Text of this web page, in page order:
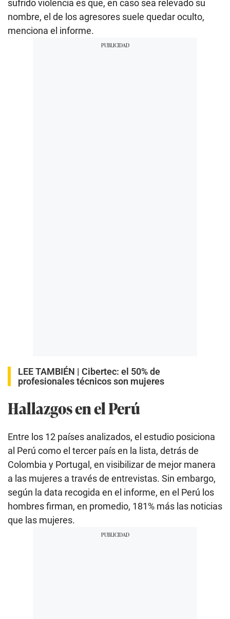
sufrido violencia es que, en caso sea relevado su
nombre, el de los agresores suele quedar oculto,
menciona el informe.
LEE TAMBIÉN | Cibertec: el 50% de
profesionales técnicos son mujeres
Hallazgos en el Perú
Entre los 12 países analizados, el estudio posiciona
al Perú como el tercer país en la lista, detrás de
Colombia y Portugal, en visibilizar de mejor manera
a las mujeres a través de entrevistas. Sin embargo,
según la data recogida en el informe, en el Perú los
hombres firman, en promedio, 181% más las noticias
que las mujeres.